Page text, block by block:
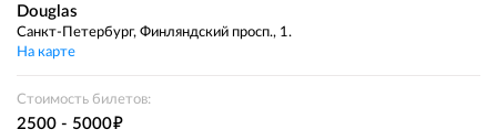
Douglas
Санкт-Петербург, Финляндский просп., 1.
На карте
Стоимость билетов:
2500 - 5000е